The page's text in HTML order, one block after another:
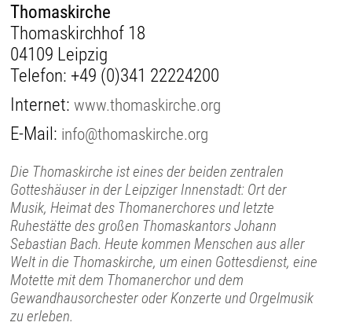
Thomaskirche
Thomaskirchhof 18
04109 Leipzig
Telefon: +49 (0)341 22224200
Internet:www.thomaskirche.org
E-Mail: info@thomaskirche.org
Die Thomaskirche ist eines der beiden zentralen
Gotteshäuser in der Leipziger Innenstadt: Ort der
Musik, Heimat des Thomanerchores und letzte
Ruhestätte des großen Thomaskantors Johann
Sebastian Bach. Heute kommen Menschen aus aller
Welt in die Thomaskirche, um einen Gottesdienst, eine
Motette mit dem Thomanerchor und dem
Gewandhausorchester oder Konzerte und Orgelmusik
zu erleben.